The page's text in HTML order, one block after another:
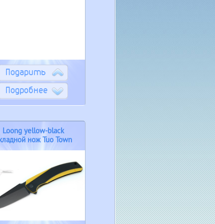
Подарить
Подробнее
Loong yellow-black
нож Tuo Town